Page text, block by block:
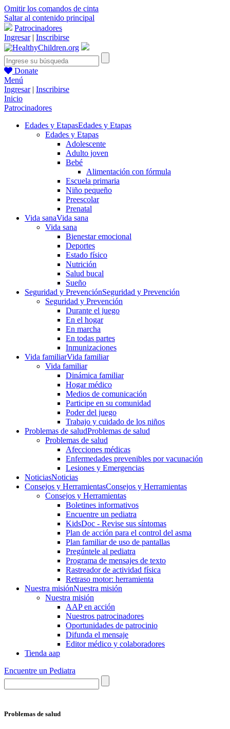
Omitir los comandos de cinta
Saltar al contenido principal
Patrocinadores
Ingresar| Inscribirse
Donate
Menú
Ingresar| Inscribirse
Inicio
Patrocinadores
Edades y EtapasEdades y Etapas
Edades y Etapas
Adolescente
Adulto joven
Bebé
Alimentación con fórmula
Escuela primaria
Niño pequeño
Preescolar
Prenatal
Vida sanaVida sana
Vida sana
Bienestar emocional
Deportes
Estado físico
Nutrición
Salud bucal
Sueño
Seguridad y PrevenciónSeguridad y Prevención
Seguridad y Prevención
Durante el juego
En el hogar
En marcha
En todas partes
Inmunizaciones
Vida familiarVida familiar
Vida familiar
Dinámica familiar
Hogar médico
Medios de comunicación
Participe en su comunidad
Poder del juego
Trabajo y cuidado de los niños
Problemas de saludProblemas de salud
Problemas de salud
Afecciones médicas
Enfermedades prevenibles por vacunación
Lesiones y Emergencias
NoticiasNoticias
Consejos y HerramientasConsejos y Herramientas
Consejos y Herramientas
Boletines informativos
Encuentre un pediatra
KidsDoc - Revise sus síntomas
Plan de acción para el control del asma
Plan familiar de uso de pantallas
Pregúntele al pediatra
Programa de mensajes de texto
Rastre​​ador de activida​d física
Retraso motor: herramienta
Nuestra misiónNuestra misión
Nuestra misión
AAP en acción
Nuestros patrocinadores
Oportunidades de patrocinio
Difunda el mensaje
Editor médico y colaboradores
Tienda aap
Encuentre un Pediatra
Problemas de salud